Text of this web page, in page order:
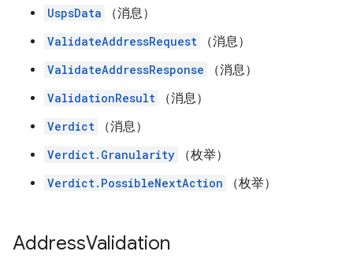
UspsData
（消息）
ValidateAddressRequest
（消息）
ValidateAddressResponse
（消息）
ValidationResult
（消息）
Verdict
（消息）
Verdict.Granularity
（枚举）
Verdict.PossibleNextAction
（枚举）
AddressValidation